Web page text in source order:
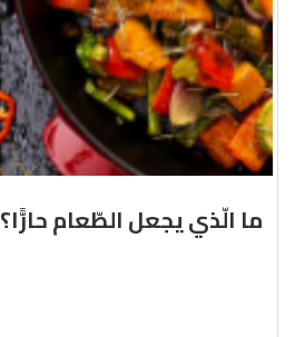
ما الّذي يجعل الطّعام حارًّا؟